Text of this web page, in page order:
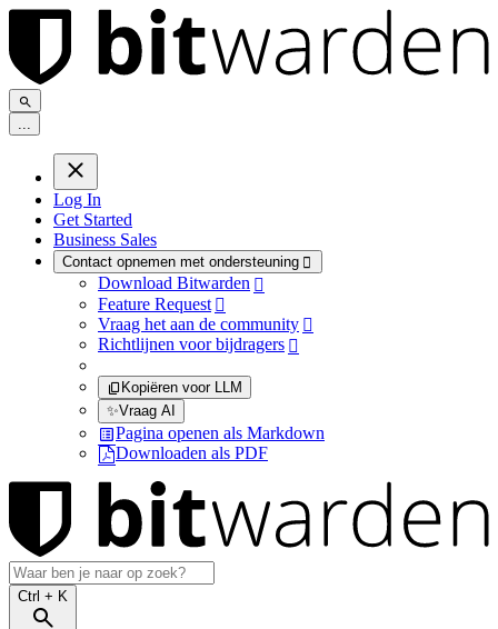
...
Log In
Get Started
Business Sales
Contact opnemen met ondersteuning 
Download Bitwarden 
Feature Request 
Vraag het aan de community 
Richtlijnen voor bijdragers 
Kopiëren voor LLM
✨Vraag AI
Pagina openen als Markdown
Downloaden als PDF
Ctrl + K